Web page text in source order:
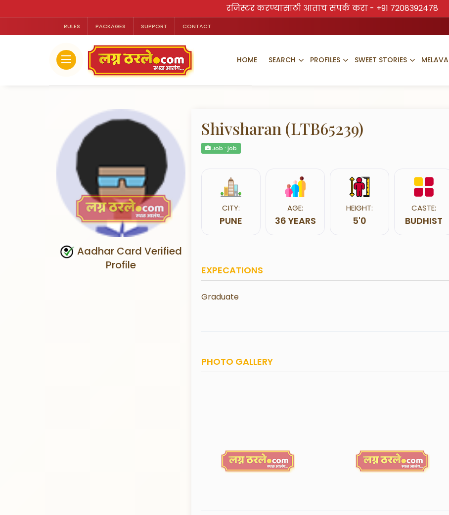
रजिस्टर करण्यासाठी आताच संपर्क करा - +91 7208392478
RULES PACKAGES SUPPORT CONTACT
HOME SEARCH PROFILES SWEET STORIES MELAVA
Aadhar Card Verified
Profile
Shivsharan (LTB65239)
Job : job
CITY:
PUNE
AGE:
36 YEARS
HEIGHT:
5'0
CASTE:
BUDHIST
EXPECATIONS
Graduate
PHOTO GALLERY